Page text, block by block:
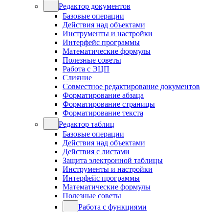
Редактор документов
Базовые операции
Действия над объектами
Инструменты и настройки
Интерфейс программы
Математические формулы
Полезные советы
Работа с ЭЦП
Слияние
Совместное редактирование документов
Форматирование абзаца
Форматирование страницы
Форматирование текста
Редактор таблиц
Базовые операции
Действия над объектами
Действия с листами
Защита электронной таблицы
Инструменты и настройки
Интерфейс программы
Математические формулы
Полезные советы
Работа с функциями